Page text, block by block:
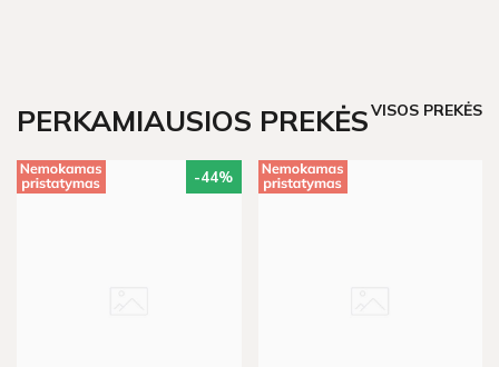
PERKAMIAUSIOS PREKĖSVISOS PREKĖS
-44%